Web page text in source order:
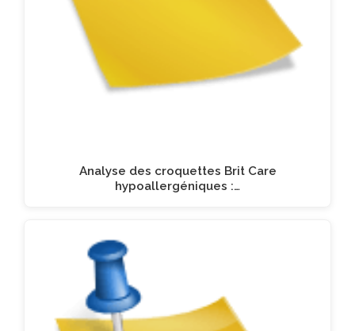
Analyse des croquettes Brit Care
hypoallergéniques :…